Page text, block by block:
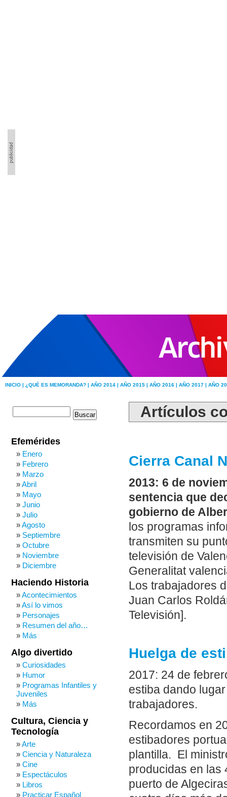
INICIO | ¿QUÉ ES MEMORANDA? | AÑO 2014 | AÑO 2015 | AÑO 2016 | AÑO 2017 | AÑO
Artículos
Cierra Canal
2013: 6 de
sentencia que
gobierno de
los programas
transmiten su
televisión de
Generalitat
Los trabajadores
Juan Carlos
Televisión].
Huelga de
2017: 24 de
estiba dando
trabajadores.
Recordamos en
estibadores
plantilla. El
producidas en las
puerto de
Efemérides
Enero
Febrero
Marzo
Abril
Mayo
Junio
Julio
Agosto
Septiembre
Octubre
Noviembre
Diciembre
Haciendo Historia
Acontecimientos
Así lo vimos
Personajes
Resumen del año…
Más
Algo divertido
Curiosidades
Humor
Programas Infantiles y
Juveniles
Más
Cultura, Ciencia y
Tecnología
Arte
Ciencia y Naturaleza
Cine
Espectáculos
Libros
Practicar Español